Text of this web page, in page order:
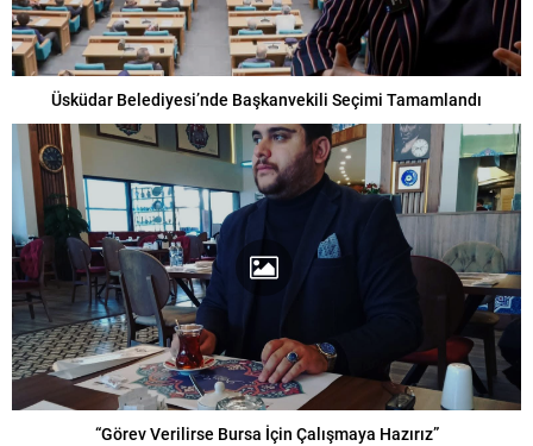
Üsküdar Belediyesi’nde Başkanvekili Seçimi Tamamlandı
“Görev Verilirse Bursa İçin Çalışmaya Hazırız”